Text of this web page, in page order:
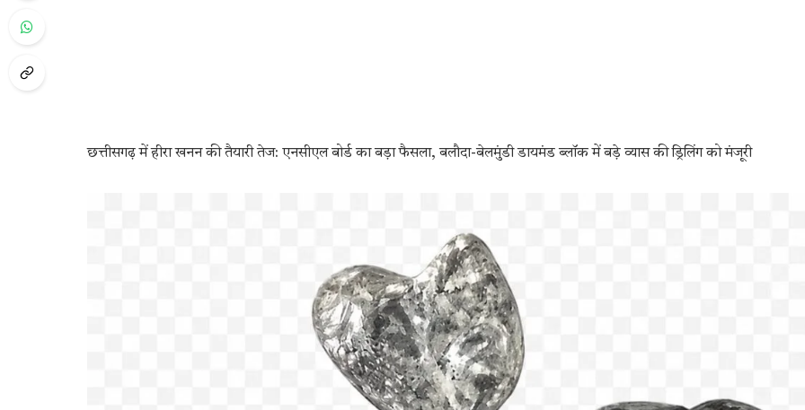
छत्तीसगढ़ में हीरा खनन की तैयारी तेज: एनसीएल बोर्ड का बड़ा फैसला, बलौदा-बेलमुंडी डायमंड ब्लॉक में बड़े व्यास की ड्रिलिंग को मंजूरी